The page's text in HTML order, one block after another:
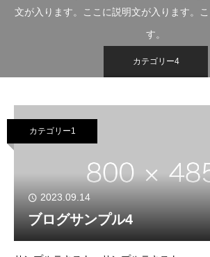
文が入ります。ここに説明文が入ります。
す。
カテゴリー4
カテゴリー1
2023.09.14
ブログサンプル4